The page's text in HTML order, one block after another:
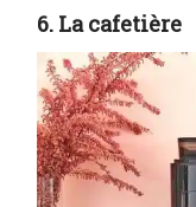
6. La cafetière